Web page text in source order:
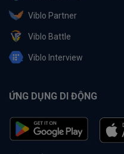
Viblo Partner
Viblo Battle
Viblo Interview
ỨNG DỤNG DI ĐỘNG